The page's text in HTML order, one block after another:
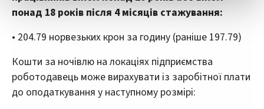
statistikk.
Vi deler bare informasjon om hvordan du bruker
nettstedet med LO Medias egne samarbeidspartnere
oversikten lengre ned på denne siden.
понад 18 років після 4 місяців стажування:
• 204.79 норвезьких крон за годину (раніше 197.79)
Кошти за ночівлю на локаціях підприємства
роботодавець може вирахувати із заробітної плати
до оподаткування у наступному розмірі: